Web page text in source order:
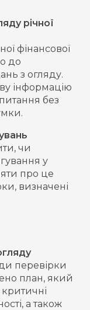
річної
фінансової
до
з огляду.
інформацію
без
чи
у
про це
визначені
перевірки
план, який
а також